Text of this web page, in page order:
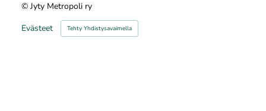
© Jyty Metropoli ry
Evästeet
Tehty Yhdistysavaimella